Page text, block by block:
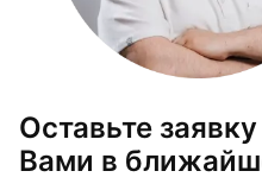
Оставьте
Вами в